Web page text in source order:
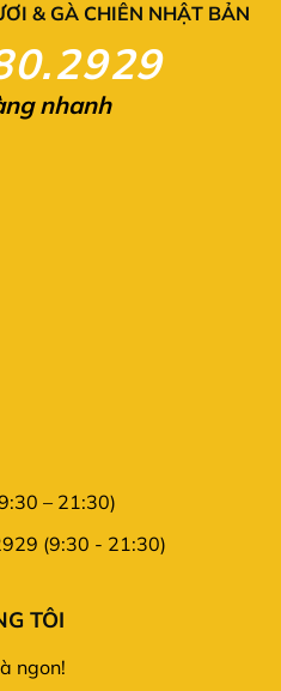
& GÀ CHIÊN NHẬT BẢN
nhanh
– 21:30)
(9:30 - 21:30)
TÔI
ngon!